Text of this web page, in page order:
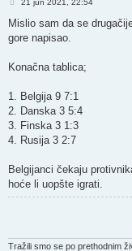
s
21 jun 2021, 22:54
Mislio sam da se
gore napisao.
Konačna tablica;
1. Belgija 9 7:1
2. Danska 3 5:4
3. Finska 3 1:3
4. Rusija 3 2:7
Belgijanci čekaju
hoće li uopšte igrati.
Tražili smo se po prethodnim